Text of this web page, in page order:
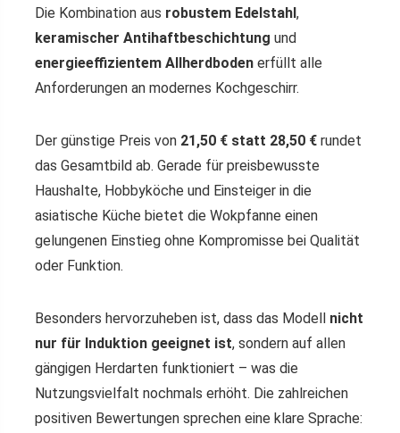
Die Kombination aus robustem Edelstahl,
keramischer Antihaftbeschichtung und
energieeffizientem Allherdboden erfüllt alle
Anforderungen an modernes Kochgeschirr.
Der günstige Preis von 21,50 € statt 28,50 € rundet
das Gesamtbild ab. Gerade für preisbewusste
Haushalte, Hobbyköche und Einsteiger in die
asiatische Küche bietet die Wokpfanne einen
gelungenen Einstieg ohne Kompromisse bei Qualität
oder Funktion.
Besonders hervorzuheben ist, dass das Modell nicht
nur für Induktion geeignet ist, sondern auf allen
gängigen Herdarten funktioniert – was die
Nutzungsvielfalt nochmals erhöht. Die zahlreichen
positiven Bewertungen sprechen eine klare Sprache: